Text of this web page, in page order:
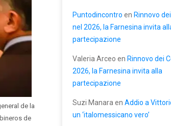
de la
de
Puntodincontro en Rinnovo
nel 2026, la Farnesina invita
partecipazione
Valeria Arceo en Rinnovo dei
2026, la Farnesina invita alla
partecipazione
Suzi Manara en Addio a
un ‘italomessicano vero’